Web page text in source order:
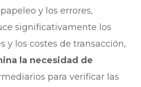
y los errores,
significativamente los
y los costes de transacción,
la necesidad de
para verificar las